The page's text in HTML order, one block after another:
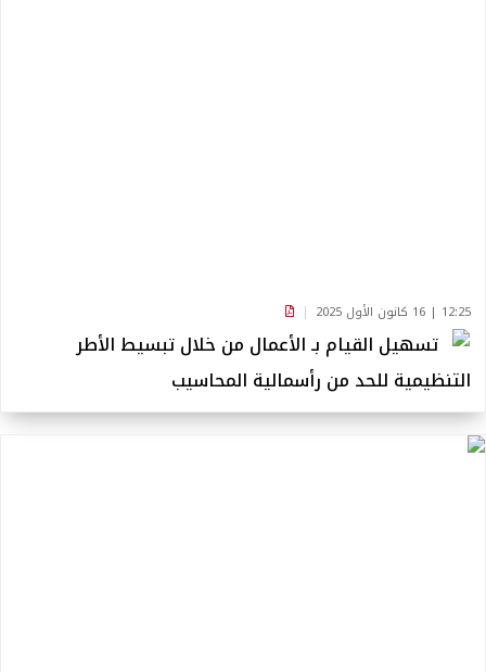
12:25 | 16 كانون الأول 2025
تسهيل القيام بـ الأعمال من خلال تبسيط الأطر
التنظيمية للحد من رأسمالية المحاسيب